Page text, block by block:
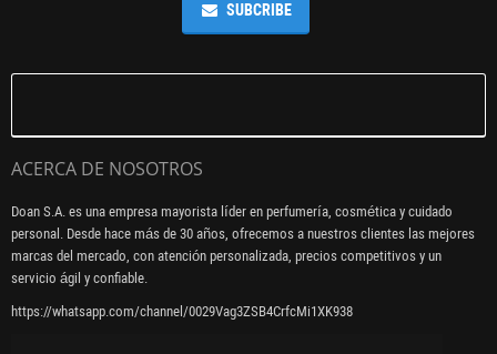
SUBCRIBE
ACERCA DE NOSOTROS
Doan S.A. es una empresa mayorista líder en perfumería, cosmética y cuidado
personal. Desde hace más de 30 años, ofrecemos a nuestros clientes las mejores
marcas del mercado, con atención personalizada, precios competitivos y un
servicio ágil y confiable.
https://whatsapp.com/channel/0029Vag3ZSB4CrfcMi1XK938